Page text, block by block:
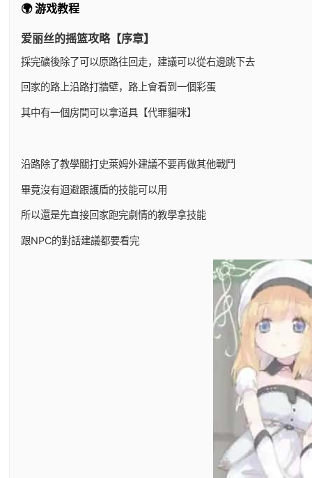
🌍 游戏教程
爱丽丝的摇篮攻略【序章】
採完礦後除了可以原路往回走，建議可以從右邊跳下去
回家的路上沿路打牆壁，路上會看到一個彩蛋
其中有一個房間可以拿道具【代罪貓咪】
沿路除了教學關打史萊姆外建議不要再做其他戰鬥
畢竟沒有迴避跟護盾的技能可以用
所以還是先直接回家跑完劇情的教學拿技能
跟NPC的對話建議都要看完